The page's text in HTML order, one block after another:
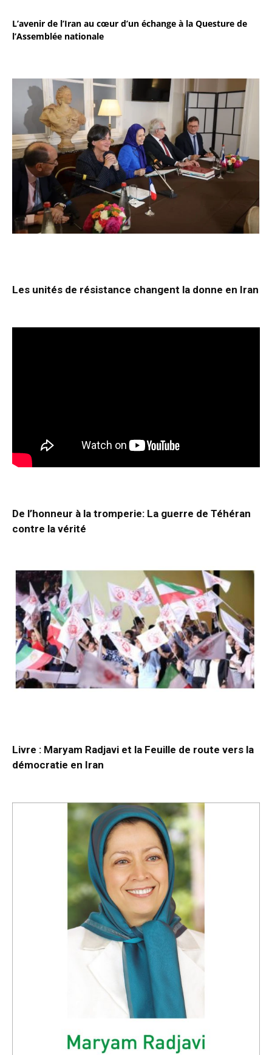
L’avenir de l’Iran au cœur d’un échange à la Questure de
l’Assemblée nationale
Les unités de résistance changent la donne en Iran
De l’honneur à la tromperie: La guerre de Téhéran
contre la vérité
Livre : Maryam Radjavi et la Feuille de route vers la
démocratie en Iran